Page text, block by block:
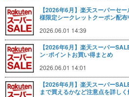
【2026年6月】楽天スーパーセ
様限定シークレットクーポン配
2026.06.01 14:39
【2026年6月】楽天スーパー
ン･ポイントお買い得まとめ
2026.06.01 14:01
【2026年6月】楽天スーパー
まで買えるかなど注意点を詳しく